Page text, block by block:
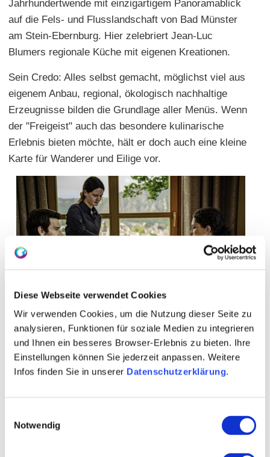
Diese Webseite verwendet Cookies
Wir verwenden Cookies, um die Nutzung dieser Seite zu
analysieren, Funktionen für soziale Medien zu integrieren
und Ihnen ein besseres Browser-Erlebnis zu bieten. Ihre
Einstellungen können Sie jederzeit anpassen. Weitere
Infos finden Sie in unserer Datenschutzerklärung.
Notwendig
Jahrhundertwende mit einzigartigem Panoramablick
auf die Fels- und Flusslandschaft von Bad Münster
am Stein-Ebernburg. Hier zelebriert Jean-Luc
Blumers regionale Küche mit eigenen Kreationen.
Sein Credo: Alles selbst gemacht, möglichst viel aus
eigenem Anbau, regional, ökologisch nachhaltige
Erzeugnisse bilden die Grundlage aller Menüs. Wenn
der "Freigeist" auch das besondere kulinarische
Erlebnis bieten möchte, hält er doch auch eine kleine
Karte für Wanderer und Eilige vor.